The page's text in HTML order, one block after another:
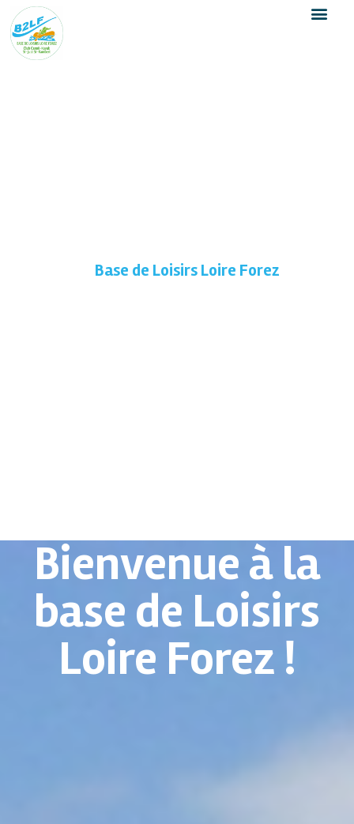
Base de Loisirs Loire Forez
Bienvenue à la
base de Loisirs
Loire Forez !